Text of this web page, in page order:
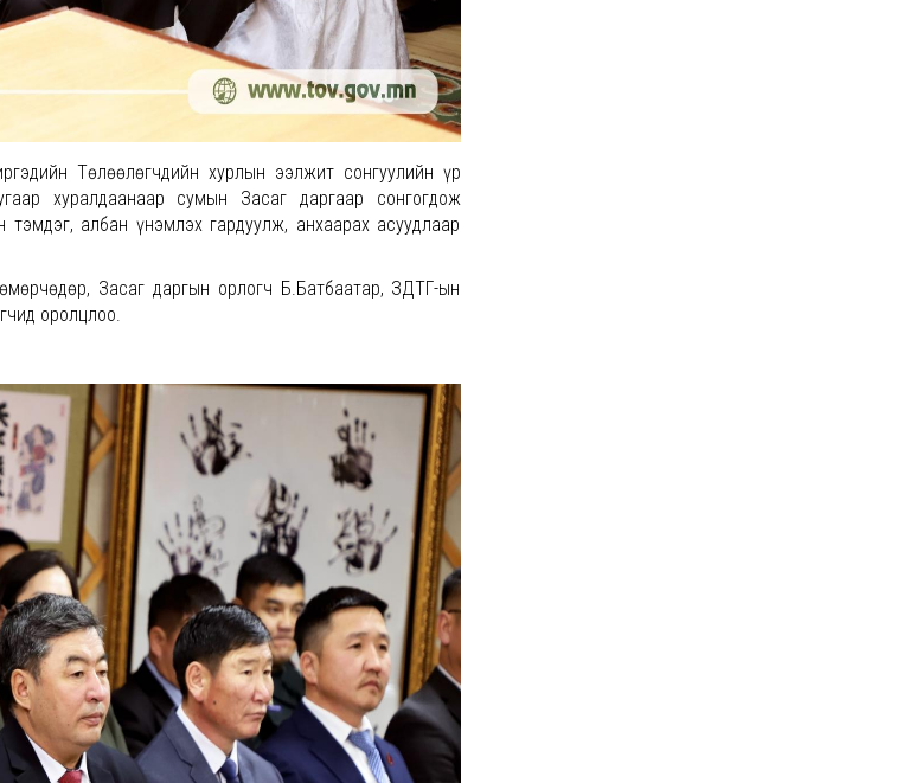
Төлөөлөгчдийн хурлын ээлжит сонгуулийн үр
хуралдаанаар сумын Засаг даргаар сонгогдож
албан үнэмлэх гардуулж, анхаарах асуудлаар
Засаг даргын орлогч Б.Батбаатар, ЗДТГ-ын
оролцлоо.